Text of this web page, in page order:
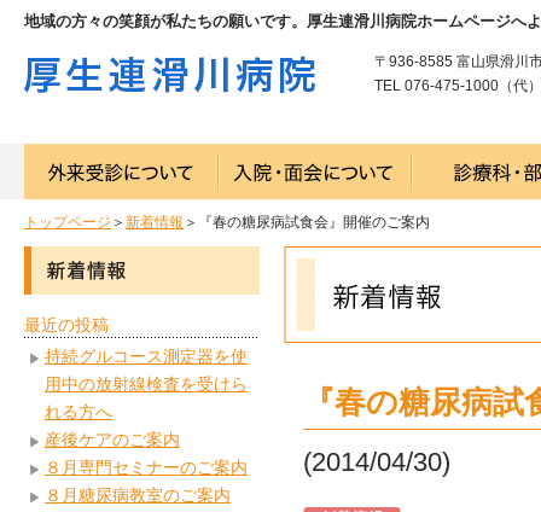
地域の方々の笑顔が私たちの願いです。厚生連滑川病院ホームページへ
〒936-8585 富山県滑川
TEL 076-475-1000（代
トップページ ＞ 新着情報 ＞『春の糖尿病試食会』開催のご案内
『春の糖尿病
(2014/04/30)
最近の投稿
持続グルコース測定器を使
用中の放射線検査を受けら
れる方へ
産後ケアのご案内
８月専門セミナーのご案内
８月糖尿病教室のご案内